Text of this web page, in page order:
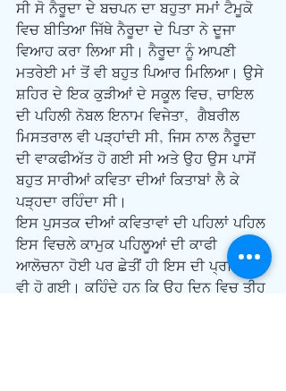
ਸੀ ਸੋ ਨੈਰੂਦਾ ਦੇ ਬਚਪਨ ਦਾ ਬਹੁਤਾ ਸਮਾਂ ਟੈਮੂਕੋ
ਵਿਚ ਬੀਤਿਆ ਜਿੱਥੇ ਨੈਰੂਦਾ ਦੇ ਪਿਤਾ ਨੇ ਦੂਜਾ
ਵਿਆਹ ਕਰਾ ਲਿਆ ਸੀ। ਨੈਰੂਦਾ ਨੂੰ ਆਪਣੀ
ਮਤਰੇਈ ਮਾਂ ਤੋਂ ਵੀ ਬਹੁਤ ਪਿਆਰ ਮਿਲਿਆ। ਉਸੇ
ਸ਼ਹਿਰ ਦੇ ਇਕ ਕੁੜੀਆਂ ਦੇ ਸਕੂਲ ਵਿਚ, ਚਾਇਲ
ਦੀ ਪਹਿਲੀ ਨੋਬਲ ਇਨਾਮ ਵਿਜੇਤਾ,  ਗੈਬਰੀਲ
ਮਿਸਤਰਾਲ ਵੀ ਪੜ੍ਹਾਂਦੀ ਸੀ, ਜਿਸ ਨਾਲ ਨੈਰੂਦਾ
ਦੀ ਵਾਕਫੀਅੱਤ ਹੋ ਗਈ ਸੀ ਅਤੇ ਉਹ ਉਸ ਪਾਸੋਂ
ਬਹੁਤ ਸਾਰੀਆਂ ਕਵਿਤਾ ਦੀਆਂ ਕਿਤਾਬਾਂ ਲੈ ਕੇ
ਪੜ੍ਹਦਾ ਰਹਿੰਦਾ ਸੀ।
ਇਸ ਪੁਸਤਕ ਦੀਆਂ ਕਵਿਤਾਵਾਂ ਦੀ ਪਹਿਲਾਂ ਪਹਿਲ
ਇਸ ਵਿਚਲੇ ਕਾਮੁਕ ਪਹਿਲੂਆਂ ਦੀ ਕਾਫੀ
ਆਲੋਚਨਾ ਹੋਈ ਪਰ ਛੇਤੀਂ ਹੀ ਇਸ ਦੀ ਪ੍ਰਸਿੱਧੀ
ਵੀ ਹੋ ਗਈ। ਕਹਿੰਦੇ ਹਨ ਕਿ ਉਹ ਦਿਨ ਵਿਚ ਤੀਹ